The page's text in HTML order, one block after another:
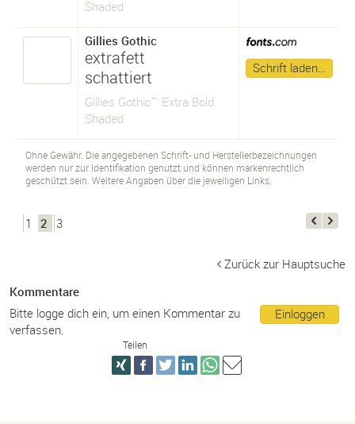
Shaded
Gillies Gothic
extrafett
schattiert
Gillies Gothic™ Extra Bold
Shaded
Schrift laden…
Ohne Gewähr. Die angegebenen Schrift- und Herstellerbezeichnungen
werden nur zur Identifikation genutzt und können markenrechtlich
geschützt sein. Weitere Angaben über die jeweiligen Links.
1 2 3
Zurück zur Hauptsuche
Kommentare
Einloggen
Bitte logge dich ein, um einen Kommentar zu
verfassen.
Teilen